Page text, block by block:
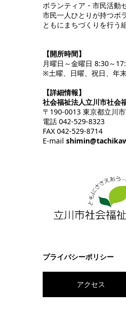
ボランティア・市民活動
市民一人ひとりが持つボ
ともにまちづくりを行う
【開所時間】
月曜日～金曜日 8:30～
※土曜、日曜、祝日、年
【詳細情報】
社会福祉法人立川市社会
〒190-0013 東京都立川
電話 042-529-8323
FAX 042-529-8714
E-mail
プライバシーポリシー
アクセス